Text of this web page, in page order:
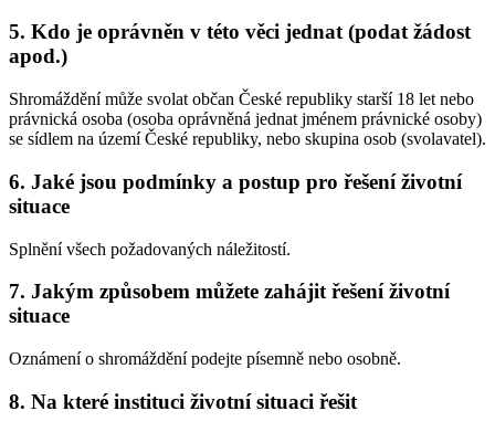
5. Kdo je oprávněn v této věci jednat (podat žádost
apod.)
Shromáždění může svolat občan České republiky starší 18 let nebo
právnická osoba (osoba oprávněná jednat jménem právnické osoby)
se sídlem na území České republiky, nebo skupina osob (svolavatel).
6. Jaké jsou podmínky a postup pro řešení životní
situace
Splnění všech požadovaných náležitostí.
7. Jakým způsobem můžete zahájit řešení životní
situace
Oznámení o shromáždění podejte písemně nebo osobně.
8. Na které instituci životní situaci řešit